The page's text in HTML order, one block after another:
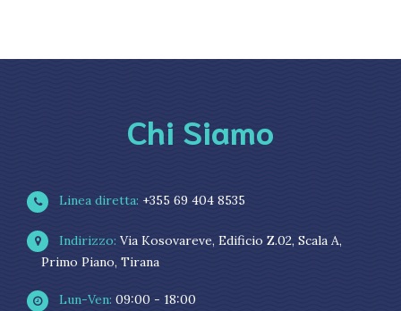
Chi Siamo
Linea diretta: +355 69 404 8535
Indirizzo: Via Kosovareve, Edificio Z.02, Scala A,
Primo Piano, Tirana
Lun-Ven: 09:00 - 18:00